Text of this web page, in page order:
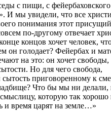
с пищи, с
И мы увидели, что все
понимания этот
по-другому отвечает
концов хочет человек,
он голодает? Фейербах и
на это: он хочет свободы,
Но для чего свобода,
сытость приговоренному к
Что бы мы ни делали,
которую так
и время царят на земле…»